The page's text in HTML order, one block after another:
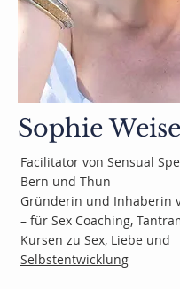
Sophie
Facilitator von Sensual
Bern und Thun
Gründerin und Inhaberin
– für Sex Coaching,
Kursen zu Sex, Liebe und
Selbstentwicklung